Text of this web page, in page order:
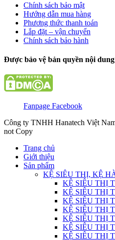
Chính sách bảo mật
Hướng dẫn mua hàng
Phương thức thanh toán
Lắp đặt – vận chuyển
Chính sách bảo hành
Được bảo vệ bản quyền nội
Fanpage Facebook
Công ty TNHH Hanatech Việt
not Copy
Trang chủ
Giới thiệu
Sản phẩm
KỆ SIÊU THỊ, KỆ
KỆ SIÊU THỊ
KỆ SIÊU THỊ
KỆ SIÊU THỊ
KỆ SIÊU THỊ
KỆ SIÊU THỊ
KỆ SIÊU THỊ
KỆ SIÊU THỊ